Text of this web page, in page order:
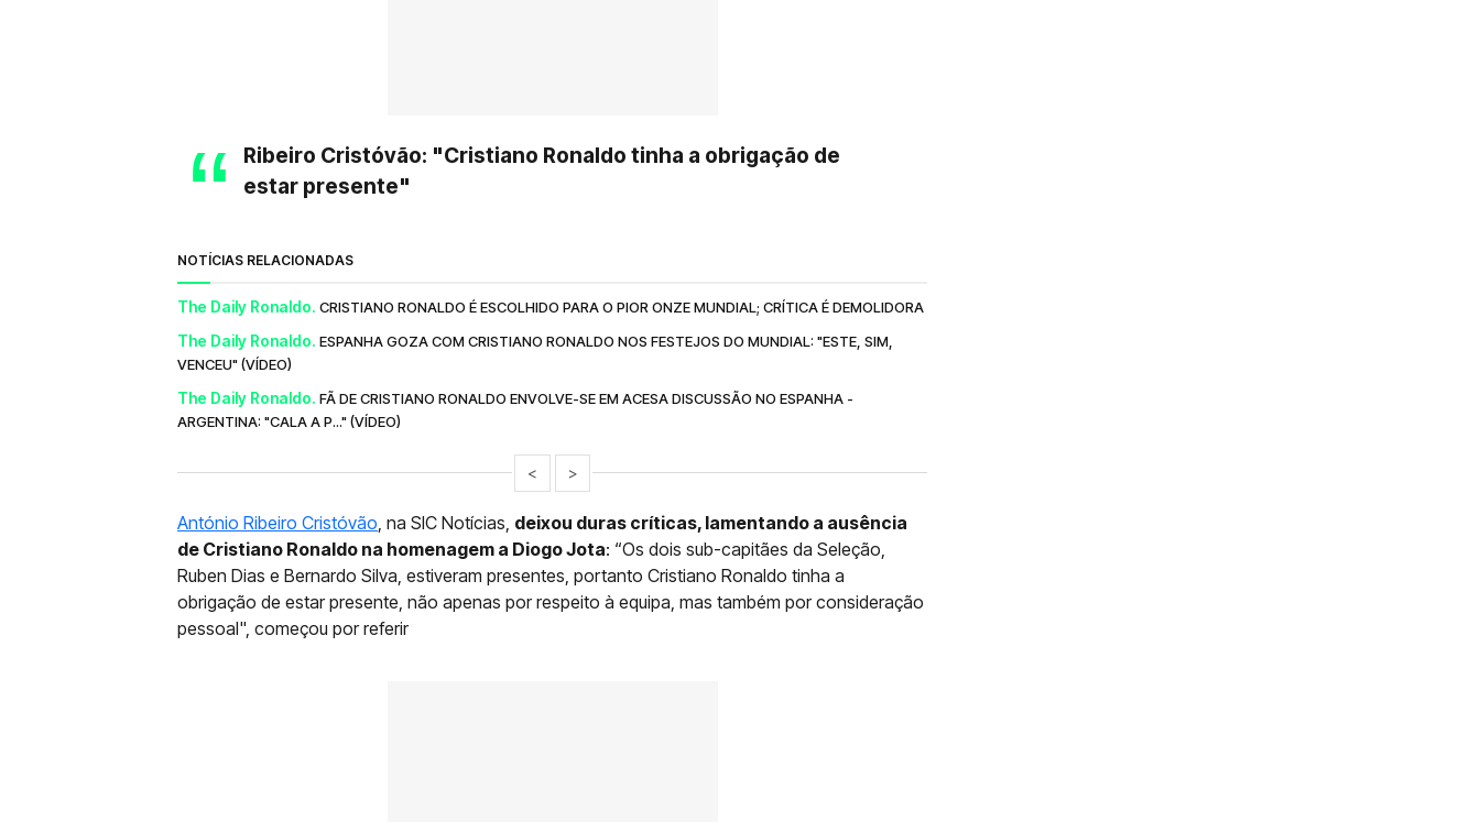
Ribeiro Cristóvão: "Cristiano Ronaldo tinha a obrigação de
estar presente"
NOTÍCIAS RELACIONADAS
The Daily Ronaldo. CRISTIANO RONALDO É ESCOLHIDO PARA O PIOR ONZE MUNDIAL; CRÍTICA É DEMOLIDORA
The Daily Ronaldo. ESPANHA GOZA COM CRISTIANO RONALDO NOS FESTEJOS DO MUNDIAL: "ESTE, SIM,
VENCEU" (VÍDEO)
The Daily Ronaldo. FÃ DE CRISTIANO RONALDO ENVOLVE-SE EM ACESA DISCUSSÃO NO ESPANHA -
ARGENTINA: "CALA A P..." (VÍDEO)
< >
António Ribeiro Cristóvão , na SIC Notícias, deixou duras críticas, lamentando a ausência
de Cristiano Ronaldo na homenagem a Diogo Jota: “Os dois sub-capitães da Seleção,
Ruben Dias e Bernardo Silva, estiveram presentes, portanto Cristiano Ronaldo tinha a
obrigação de estar presente, não apenas por respeito à equipa, mas também por consideração
pessoal", começou por referir